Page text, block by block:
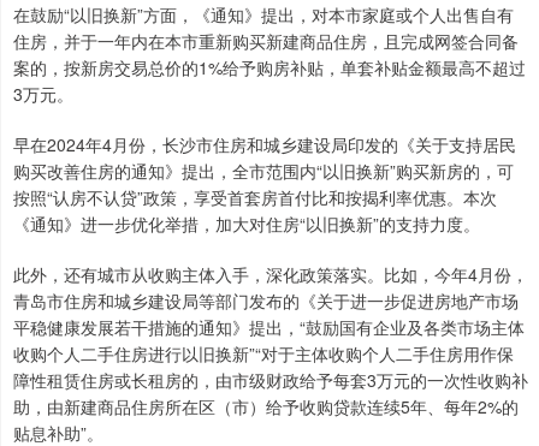
在鼓励“以旧换新”方面，《通知》提出，对本市家庭或个人出售自有
住房，并于一年内在本市重新购买新建商品住房，且完成网签合同备
案的，按新房交易总价的1%给予购房补贴，单套补贴金额最高不超过
3万元。
早在2024年4月份，长沙市住房和城乡建设局印发的《关于支持居民
购买改善住房的通知》提出，全市范围内“以旧换新”购买新房的，可
按照“认房不认贷”政策，享受首套房首付比和按揭利率优惠。本次
《通知》进一步优化举措，加大对住房“以旧换新”的支持力度。
此外，还有城市从收购主体入手，深化政策落实。比如，今年4月份，
青岛市住房和城乡建设局等部门发布的《关于进一步促进房地产市场
平稳健康发展若干措施的通知》提出，“鼓励国有企业及各类市场主体
收购个人二手住房进行以旧换新”“对于主体收购个人二手住房用作保
障性租赁住房或长租房的，由市级财政给予每套3万元的一次性收购补
助，由新建商品住房所在区（市）给予收购贷款连续5年、每年2%的
贴息补助”。